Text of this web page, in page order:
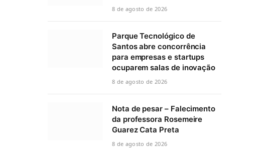
8 de agosto de 2026
Parque Tecnológico de
Santos abre concorrência
para empresas e startups
ocuparem salas de inovação
8 de agosto de 2026
Nota de pesar – Falecimento
da professora Rosemeire
Guarez Cata Preta
8 de agosto de 2026